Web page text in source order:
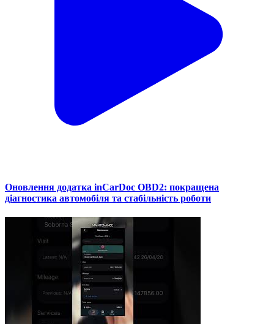
Оновлення додатка inCarDoc OBD2: покращена
діагностика автомобіля та стабільність роботи